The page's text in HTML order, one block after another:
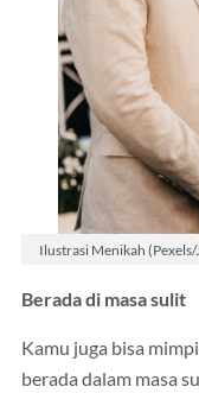
Ilustrasi Menikah
Berada di masa sulit
Kamu juga bisa
berada dalam masa